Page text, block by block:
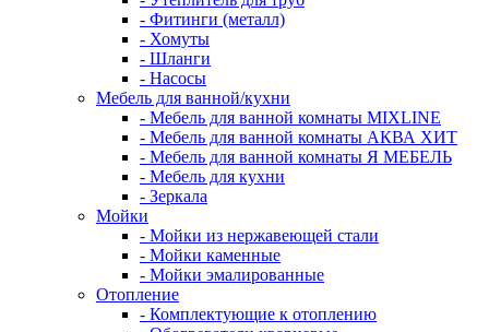
- Фитинги (металл)
- Хомуты
- Шланги
- Насосы
Мебель для ванной/кухни
- Мебель для ванной комнаты MIXLINE
- Мебель для ванной комнаты АКВА ХИТ
- Мебель для ванной комнаты Я МЕБЕЛЬ
- Мебель для кухни
- Зеркала
Мойки
- Мойки из нержавеющей стали
- Мойки каменные
- Мойки эмалированные
Отопление
- Комплектующие к отоплению